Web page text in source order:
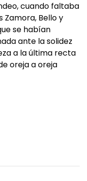
cuando faltaba
Zamora, Bello y
se habían
ante la solidez
a la última recta
oreja a oreja